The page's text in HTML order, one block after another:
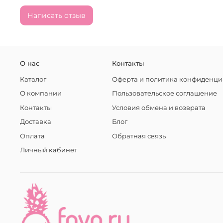
Написать отзыв
О нас
Каталог
О компании
Контакты
Доставка
Оплата
Личный кабинет
Контакты
Оферта и политика
Пользовательское соглашение
Условия обмена и возврата
Блог
Обратная связь